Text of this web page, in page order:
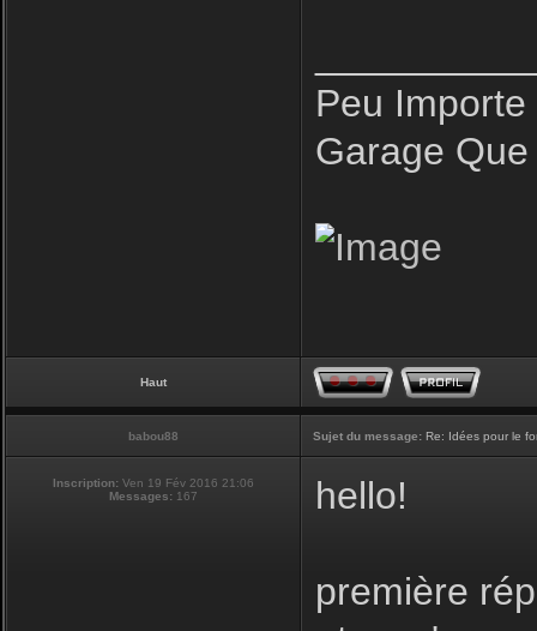
Peu
Garage
Haut
babou88 Sujet du message: Re: Idées pour le
Inscription: Ven 19 Fév 2016 21:06
Messages: 167 hello!
première